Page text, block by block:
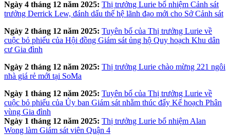
Ngày 4 tháng 12 năm 2025: Thị trưởng Lurie bổ nhiệm Cảnh sát
trưởng Derrick Lew, đánh dấu thế hệ lãnh đạo mới cho Sở Cảnh sát
Ngày 2 tháng 12 năm 2025: Tuyên bố của Thị trưởng Lurie về
cuộc bỏ phiếu của Hội đồng Giám sát ủng hộ Quy hoạch Khu dân
cư Gia đình
Ngày 2 tháng 12 năm 2025: Thị trưởng Lurie chào mừng 221 ngôi
nhà giá rẻ mới tại SoMa
Ngày 1 tháng 12 năm 2025: Tuyên bố của Thị trưởng Lurie về
cuộc bỏ phiếu của Ủy ban Giám sát nhằm thúc đẩy Kế hoạch Phân
vùng Gia đình
Ngày 1 tháng 12 năm 2025: Thị trưởng Lurie bổ nhiệm Alan
Wong làm Giám sát viên Quận 4